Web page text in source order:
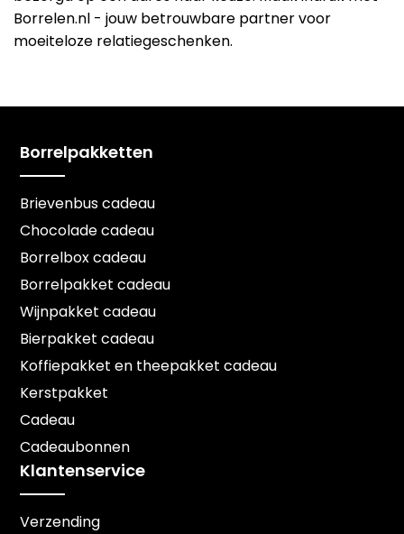
Borrelen.nl - jouw betrouwbare partner voor
moeiteloze relatiegeschenken.
Borrelpakketten
Brievenbus cadeau
Chocolade cadeau
Borrelbox cadeau
Borrelpakket cadeau
Wijnpakket cadeau
Bierpakket cadeau
Koffiepakket en theepakket cadeau
Kerstpakket
Cadeau
Cadeaubonnen
Klantenservice
Verzending